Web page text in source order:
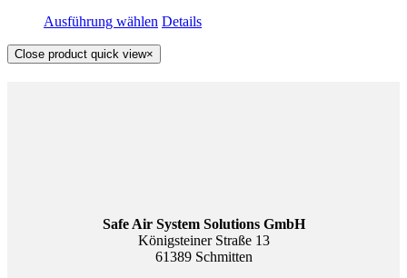
Ausführung wählen Details
Close product quick view×
Safe Air System Solutions GmbH
Königsteiner Straße 13
61389 Schmitten